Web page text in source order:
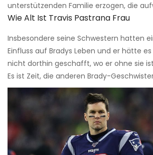
unterstützenden Familie erzogen, die
Wie Alt Ist Travis Pastrana Frau
Insbesondere seine Schwestern hatten
Einfluss auf Bradys Leben und er hätte
nicht dorthin geschafft, wo er ohne sie
Es ist Zeit, die anderen Brady-